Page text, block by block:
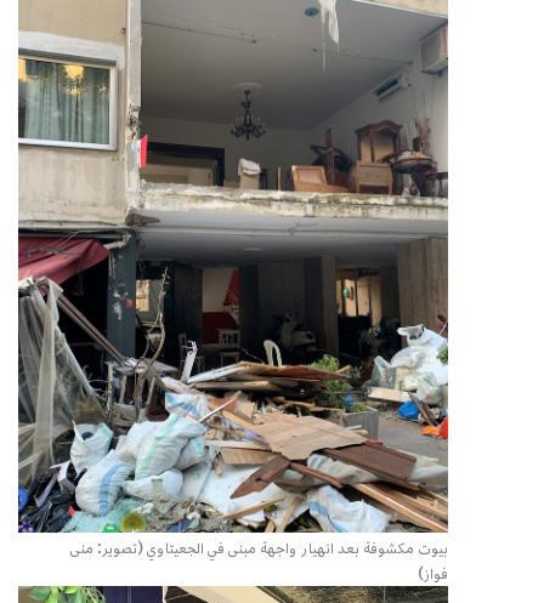
بيوت مكشوفة بعد انهيار واجهة مبنى في الجعيتاوي (تصوير: منى
فواز)